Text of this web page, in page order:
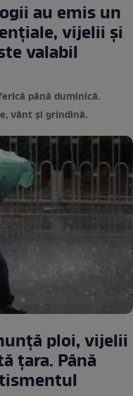
au emis un
vijelii și
valabil
până duminică.
vânt și grindină.
ploi, vijelii
țara. Până